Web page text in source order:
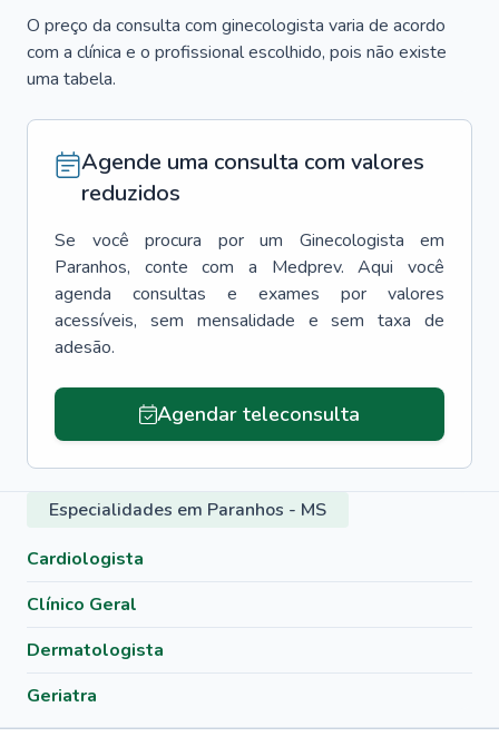
O preço da consulta com ginecologista varia de acordo
com a clínica e o profissional escolhido, pois não existe
uma tabela.
Agende uma consulta com valores
reduzidos
Se você procura por um Ginecologista
em
Paranhos, conte com a Medprev. Aqui você
agenda consultas e exames por valores
acessíveis, sem mensalidade e sem taxa de
adesão.
Agendar teleconsulta
Especialidades em Paranhos - MS
Cardiologista
Clínico Geral
Dermatologista
Geriatra